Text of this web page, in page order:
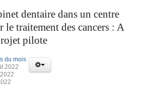
dentaire dans un centre
le traitement des cancers : A
pilote
du mois
2022